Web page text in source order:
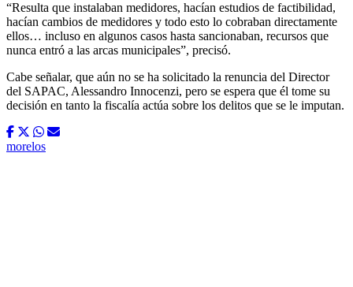
“Resulta que instalaban medidores, hacían estudios de factibilidad,
hacían cambios de medidores y todo esto lo cobraban directamente
ellos… incluso en algunos casos hasta sancionaban, recursos que
nunca entró a las arcas municipales”, precisó.
Cabe señalar, que aún no se ha solicitado la renuncia del Director
del SAPAC, Alessandro Innocenzi, pero se espera que él tome su
decisión en tanto la fiscalía actúa sobre los delitos que se le imputan.
morelos